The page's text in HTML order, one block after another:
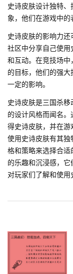
史诗皮肤设计独特
象，他们在游戏中的
史诗皮肤的影响力
社区中分享自己使
和互动。在竞技场
的目标，他们的强
一定的影响。
史诗皮肤是三国杀
的设计风格而闻名
得史诗皮肤，并在游
使用史诗皮肤有其
格和策略来选择合
的乐趣和沉浸感，
对玩家们了解和使用